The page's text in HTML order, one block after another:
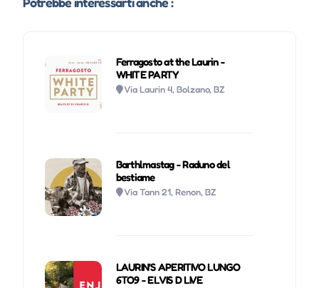
Ferragosto at the Laurin -
WHITE PARTY
Via Laurin 4, Bolzano, BZ
Barthlmastag - Raduno del
bestiame
Via Tann 21, Renon, BZ
LAURIN'S APERITIVO LUNGO
6TO9 - ELVIS D LIVE